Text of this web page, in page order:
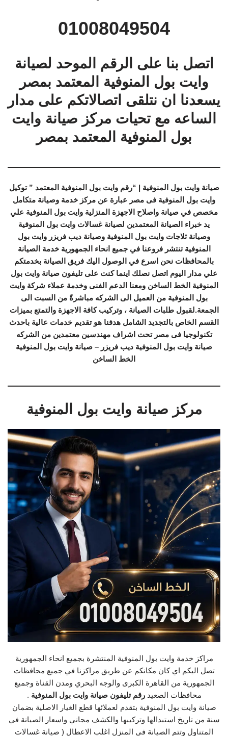
01008049504
اتصل بنا على الرقم الموحد لصيانة
وايت بول المنوفية المعتمد بمصر
يسعدنا ان نتلقى اتصالاتكم على مدار
الساعه مع تحيات مركز صيانة وايت
بول المنوفية المعتمد بمصر
صيانة وايت بول المنوفية | “رقم وايت بول المنوفية المعتمد ” توكيل
وايت بول المنوفية فى مصر عبارة عن مركز خدمة وصيانة متكامل
مخصص في صيانة واصلاح الاجهزة المنزلية وايت بول المنوفية علي
يد خبراء الصيانة المعتمدين لصيانة غسالات وايت بول المنوفية
وصيانة ثلاجات وايت بول المنوفية وصيانة ديب فريزر وايت بول
المنوفية تنتشر فروعنا في جميع انحاء الجمهورية خدمة الصيانة
بالمحافظات نحن اسرع في الوصول اليك فريق الصيانة بخدمتكم
علي مدار اليوم اتصل نصلك اينما كنت على تليفون صيانة وايت بول
المنوفية الخط الساخن ومعنا الدعم الفنى وخدمة عملاء شركة وايت
بول المنوفية من العميل الى الشركه مباشرةً من السبت الى
الجمعة.لقبول طلبات الصيانة ، وتركيب كافة الاجهزة والتمتع بميزات
القسم الخاص بالتجديد الشامل هدفنا هو تقديم خدمات عالية باحدث
تكنولوجيا فى مصر تحت اشراف مهندسين معتمدين من الشركه
صيانة وايت بول المنوفية ديب فريزر – صيانة وايت بول المنوفية
الخط الساخن
مركز صيانة وايت بول المنوفية
مراكز خدمة وايت بول المنوفية المنتشرة بجميع انحاء الجمهورية
تصل اليكم اي كان مكانكم عن طريق مراكزنا في جميع محافظات
الجمهورية من القاهرة الكبرى والوجه البحري ومدن القناة وجميع
محافظات الصعيد رقم تليفون صيانة وايت بول المنوفية .
صيانة وايت بول المنوفية بتقدم لعملائها قطع الغيار الاصلية بضمان
سنة من تاريخ استبدالها وتركيبها والكشف مجاني واسعار الصيانة في
المتناول وتتم الصيانة في المنزل اغلب الاعطال ( صيانة غسالات